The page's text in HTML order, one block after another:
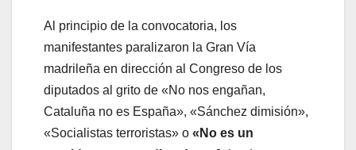
Al principio de la convocatoria, los
manifestantes paralizaron la Gran Vía
madrileña en dirección al Congreso de los
diputados al grito de «No nos engañan,
Cataluña no es España», «Sánchez dimisión»,
«Socialistas terroristas» o «No es un